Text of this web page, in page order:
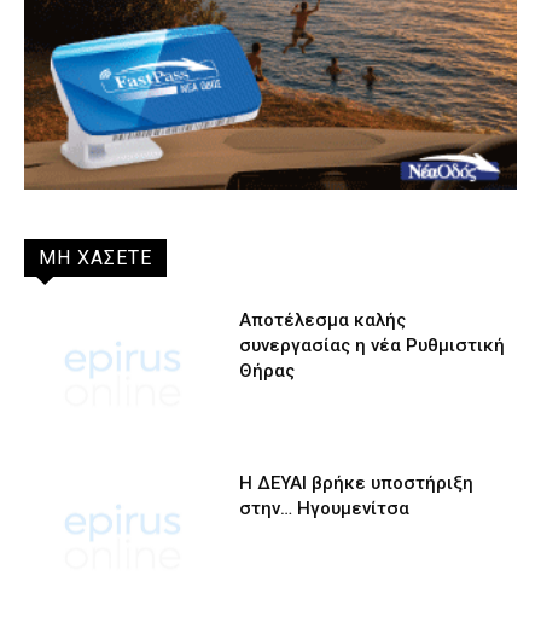
ΜΗ ΧΑΣΕΤΕ
Αποτέλεσμα καλής
συνεργασίας η νέα Ρυθμιστική
Θήρας
Η ΔΕΥΑΙ βρήκε υποστήριξη
στην… Ηγουμενίτσα